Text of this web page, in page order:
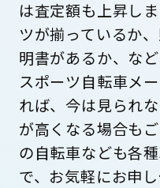
は査定額も上昇し
ツが揃っているか
明書があるか、な
スポーツ自転車メ
れば、今は見られ
が高くなる場合も
の自転車なども各
で、お気軽にお申し